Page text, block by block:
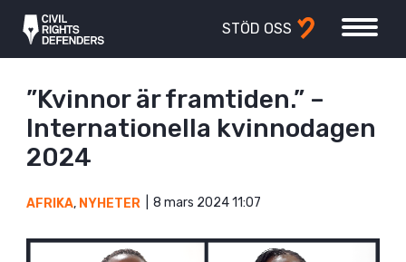
STÖD OSS
”Kvinnor är framtiden.” –
Internationella kvinnodagen
2024
AFRIKA, NYHETER 8 mars 2024 11:07